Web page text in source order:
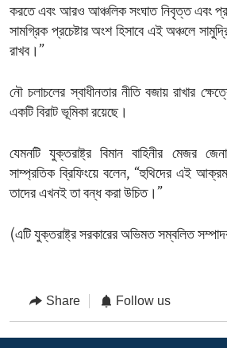
করতে এবং আরও আঞ্চলিক সংঘাত নিবৃত্ত এবং
সামগ্রিক প্রচেষ্টার অংশ হিসাবে এই অঞ্চলে
রাখব।”
নৌ চলাচলের স্বাধীনতার নীতি বজায় রাখার
একটি বিরাট ভূমিকা রয়েছে।
যেমনটি যুক্তরাষ্ট্র বিমান বাহিনীর মেজর
সাম্প্রতিক ব্রিফিংয়ে বলেন, “হুথিদের এই
তাদের এখনই তা বন্ধ করা উচিত।”
(এটি যুক্তরাষ্ট্র সরকারের অভিমত সম্বলিত
Share Follow us